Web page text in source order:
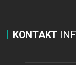
KONTAKT